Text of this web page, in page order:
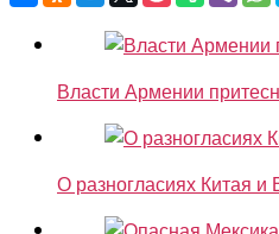
Власти Армении
О разногласиях Китая и